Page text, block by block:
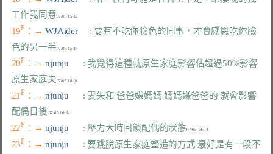
工作我同意
19F ：→ WJAider : 要有不吃你臉色的同事，才會感恩吃你臉
色的另一半
20F ：→ njunju : 我覺得這種就原生家庭影響佔超過50%影響
原生家庭夫
21F ：→ njunju : 妻失和 爸爸嫌媽媽 媽媽嫌爸爸的 就會影響
配偶日後
22F ：→ njunju : 壓力大時回饋配偶的狀態 07/05 18:04
23F ：→ njunju : 要跳脫原生家庭塑造的方式 最好是有一段不